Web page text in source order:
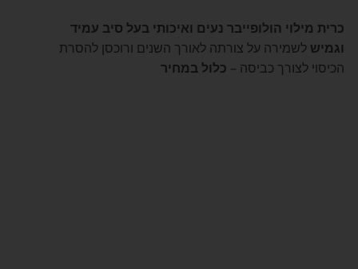
כרית מילוי הולופייבר נעים ואיכותי בעל סיב עמיד
וגמישלשמירה על צורתה לאורך השנים ורוכסן להסרת
הכיסוי לצורך כביסה – כלול במחיר